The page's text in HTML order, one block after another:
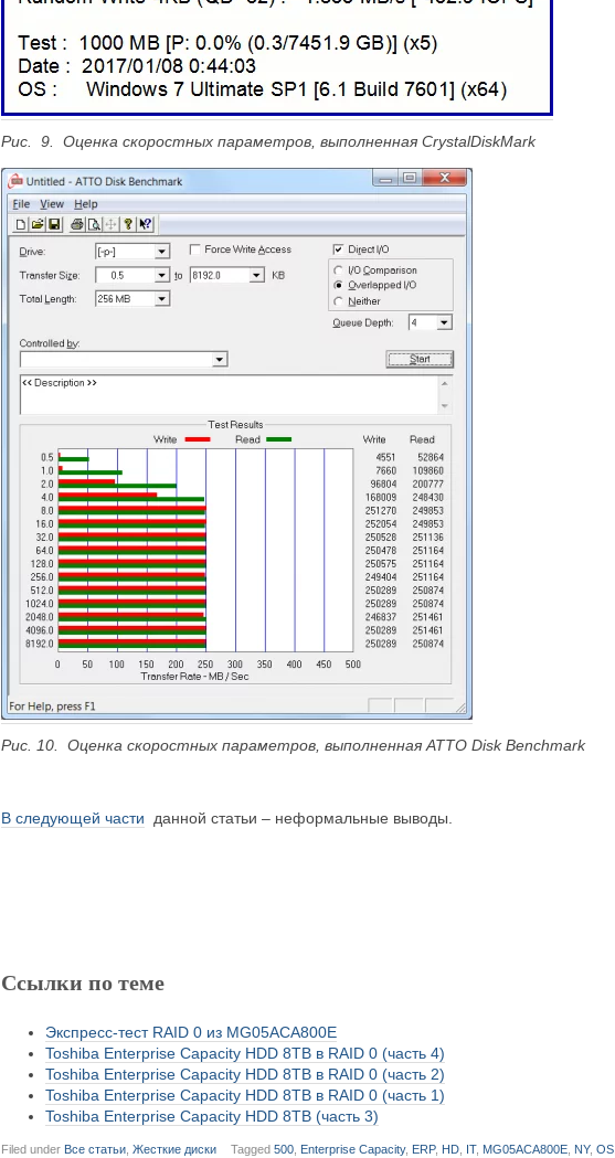
Рис. 9. Оценка скоростных параметров, выполненная CrystalDiskMark
Рис. 10. Оценка скоростных параметров, выполненная ATTO Disk Benchmark
В следующей части данной статьи – неформальные выводы.
Ссылки по теме
Экспресс-тест RAID 0 из MG05ACA800E
Toshiba Enterprise Capacity HDD 8TB в RAID 0 (часть 4)
Toshiba Enterprise Capacity HDD 8TB в RAID 0 (часть 2)
Toshiba Enterprise Capacity HDD 8TB в RAID 0 (часть 1)
Toshiba Enterprise Capacity HDD 8TB (часть 3)
Filed under Все статьи ,Жесткие диски Tagged500 Enterprise Capacity, ERP, HD IT, MG05ACA800E NY,OS